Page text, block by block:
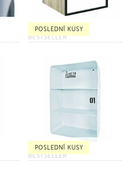
POSLEDNÍ KUSY
BESTSELLER
POSLEDNÍ KUSY
BESTSELLER